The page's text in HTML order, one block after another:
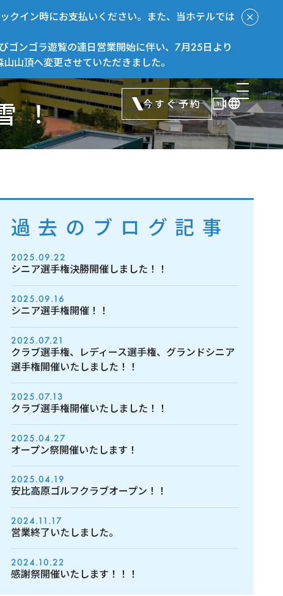
クイン時にお支払いください。また、当ホテルでは
ゴンゴラ遊覧の連日営業開始に伴い、7月25日より
山頂へ変更させていただきました。
今すぐ予約
！
過去のブログ記事
2025.09.22
シニア選手権決勝開催しました！！
2025.09.16
シニア選手権開催！！
2025.07.21
クラブ選手権、レディース選手権、グランドシニア
選手権開催いたしました！！
2025.07.13
クラブ選手権開催いたしました！！
2025.04.27
オープン祭開催いたします！
2025.04.19
安比高原ゴルフクラブオープン！！
2024.11.17
営業終了いたしました。
2024.10.22
感謝祭開催いたします！！！